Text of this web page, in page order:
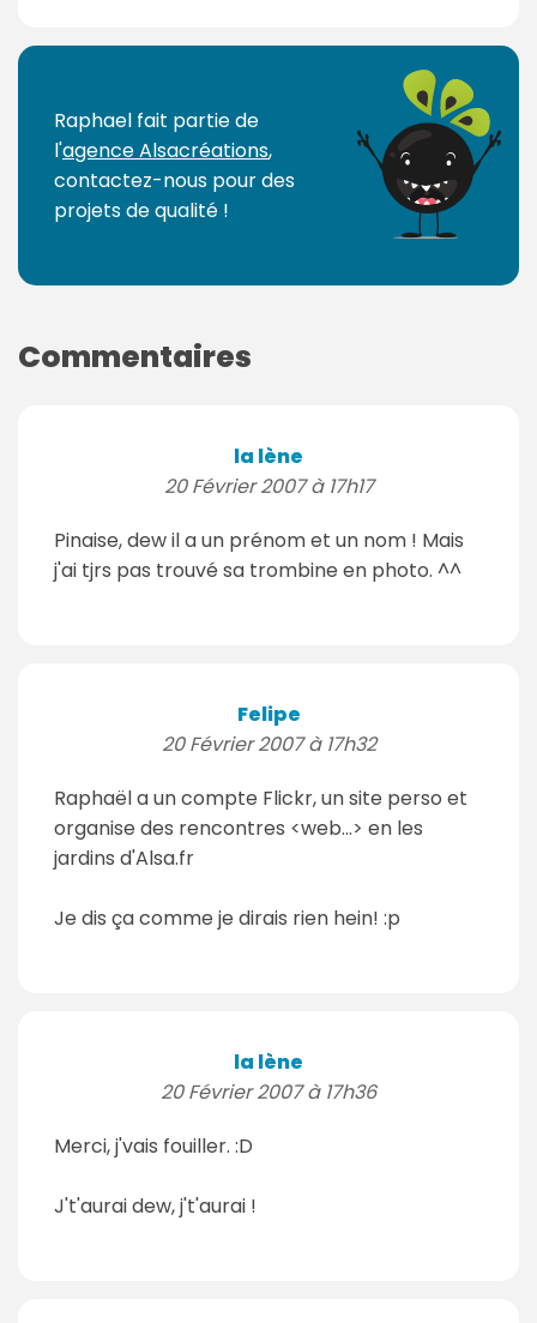
Raphael fait partie de
l'agence Alsacréations,
contactez-nous pour des
projets de qualité !
Commentaires
la lène
20 Février 2007 à 17h17
Pinaise, dew il a un prénom et un nom ! Mais
j'ai tjrs pas trouvé sa trombine en photo. ^^
Felipe
20 Février 2007 à 17h32
Raphaël a un compte Flickr, un site perso et
organise des rencontres <web...> en les
jardins d'Alsa.fr
Je dis ça comme je dirais rien hein! :p
la lène
20 Février 2007 à 17h36
Merci, j'vais fouiller. :D
J't'aurai dew, j't'aurai !